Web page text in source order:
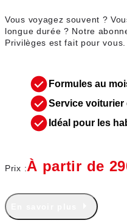
Vous voyagez souvent ?
longue durée ? Notre
Privilèges est fait pour vous.
Formules au
Service voiturier
Idéal pour les
Prix :À partir de